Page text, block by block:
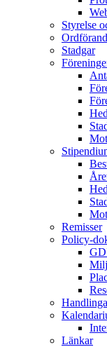
Styrelse
Stadgar
Remisser
Policy-
Länkar